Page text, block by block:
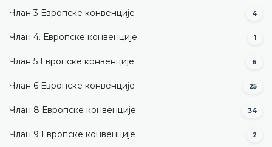
Члан 3 Европске конвенције 4
Члан 4. Европске конвенције 1
Члан 5 Европске конвенције 6
Члан 6 Европске конвенције 25
Члан 8 Европске конвенције 34
Члан 9 Европске конвенције 2